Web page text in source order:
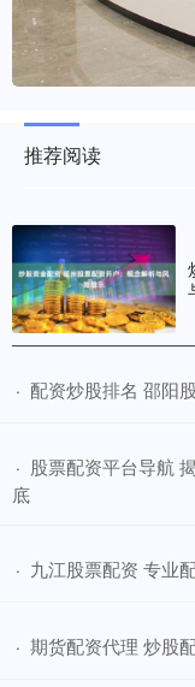
推荐阅读
· 配资炒股排名 邵阳
· 股票配资平台导航
底
· 九江股票配资 专业
· 期货配资代理 炒股